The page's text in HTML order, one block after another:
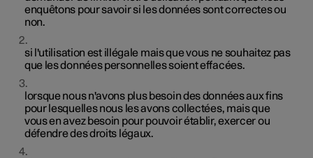
enquêtons pour savoir si les données sont correctes ou
non.
si l'utilisation est illégale mais que vous ne souhaitez pas
que les données personnelles soient effacées.
lorsque nous n'avons plus besoin des données aux fins
pour lesquelles nous les avons collectées, mais que
vous en avez besoin pour pouvoir établir, exercer ou
défendre des droits légaux.